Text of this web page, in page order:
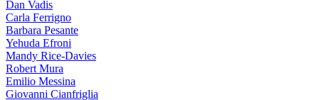
Dan Vadis
Carla Ferrigno
Barbara Pesante
Yehuda Efroni
Mandy Rice-Davies
Robert Mura
Emilio Messina
Giovanni Cianfriglia